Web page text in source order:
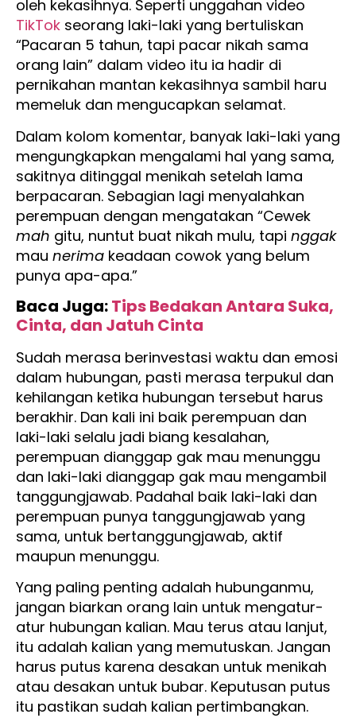
oleh kekasihnya. Seperti unggahan video
TikTok seorang laki-laki yang bertuliskan
“Pacaran 5 tahun, tapi pacar nikah sama
orang lain” dalam video itu ia hadir di
pernikahan mantan kekasihnya sambil haru
memeluk dan mengucapkan selamat.
Dalam kolom komentar, banyak laki-laki yang
mengungkapkan mengalami hal yang sama,
sakitnya ditinggal menikah setelah lama
berpacaran. Sebagian lagi menyalahkan
perempuan dengan mengatakan “Cewek
mah gitu, nuntut buat nikah mulu, tapi nggak
mau nerima keadaan cowok yang belum
punya apa-apa.”
Baca Juga:Tips Bedakan Antara Suka,
Cinta, dan Jatuh Cinta
Sudah merasa berinvestasi waktu dan emosi
dalam hubungan, pasti merasa terpukul dan
kehilangan ketika hubungan tersebut harus
berakhir. Dan kali ini baik perempuan dan
laki-laki selalu jadi biang kesalahan,
perempuan dianggap gak mau menunggu
dan laki-laki dianggap gak mau mengambil
tanggungjawab. Padahal baik laki-laki dan
perempuan punya tanggungjawab yang
sama, untuk bertanggungjawab, aktif
maupun menunggu.
Yang paling penting adalah hubunganmu,
jangan biarkan orang lain untuk mengatur-
atur hubungan kalian. Mau terus atau lanjut,
itu adalah kalian yang memutuskan. Jangan
harus putus karena desakan untuk menikah
atau desakan untuk bubar. Keputusan putus
itu pastikan sudah kalian pertimbangkan.